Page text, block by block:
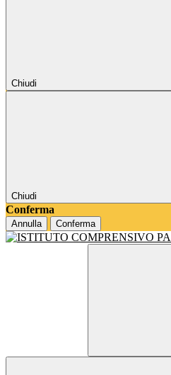
Chiudi
Chiudi
Conferma
Annulla Conferma